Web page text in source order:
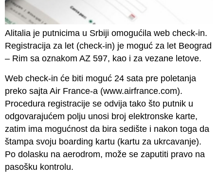
Alitalia je putnicima u Srbiji omogućila web check-in.
Registracija za let (check-in) je moguć za let Beograd
– Rim sa oznakom AZ 597, kao i za vezane letove.
Web check-in će biti moguć 24 sata pre poletanja
preko sajta Air France-a (www.airfrance.com).
Procedura registracije se odvija tako što putnik u
odgovarajućem polju unosi broj elektronske karte,
zatim ima mogućnost da bira sedište i nakon toga da
štampa svoju boarding kartu (kartu za ukrcavanje).
Po dolasku na aerodrom, može se zaputiti pravo na
pasošku kontrolu.